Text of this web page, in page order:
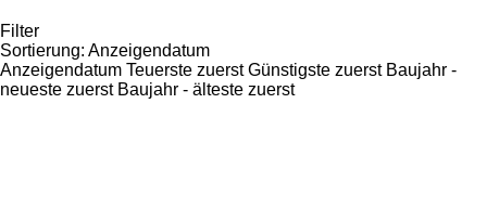
Filter
Sortierung: Anzeigendatum
Anzeigendatum Teuerste zuerst Günstigste zuerst Baujahr -
neueste zuerst Baujahr - älteste zuerst